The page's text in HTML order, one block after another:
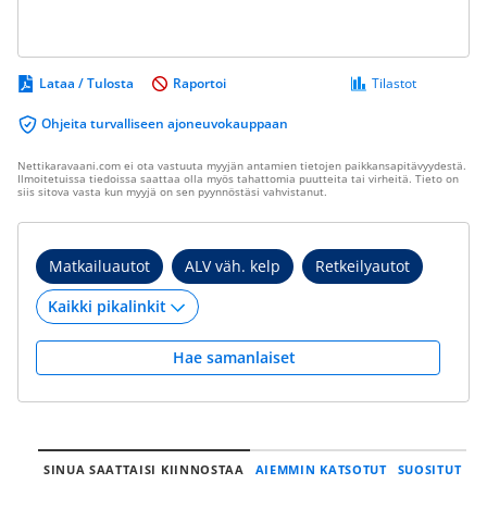
Lataa / Tulosta
Ohjeita turvalliseen ajoneuvokauppaan
Tilastot
Raportoi
Nettikaravaani.com ei ota vastuuta myyjän antamien tietojen paikkansapitävyydestä.
Ilmoitetuissa tiedoissa saattaa olla myös tahattomia puutteita tai virheitä. Tieto on
siis sitova vasta kun myyjä on sen pyynnöstäsi vahvistanut.
Matkailuautot ALV väh. kelp Retkeilyautot
Hae samanlaiset
SINUA SAATTAISI KIINNOSTAA AIEMMIN KATSOTUT SUOSITUT